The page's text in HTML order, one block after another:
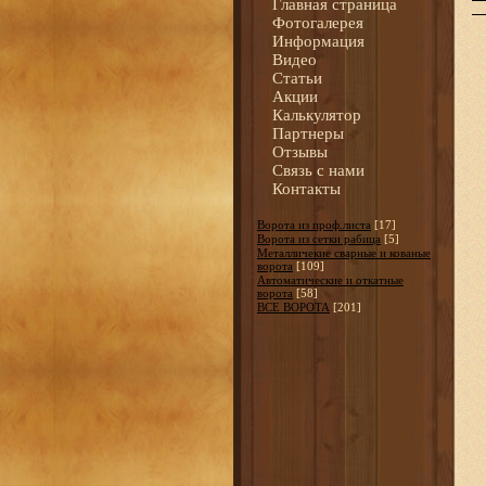
Главная страница
Фотогалерея
Информация
Видео
Статьи
Акции
Калькулятор
Партнеры
Отзывы
Связь с нами
Контакты
Ворота из проф.листа [17]
Ворота из сетки рабица [5]
Металличекие сварные и кованые
ворота [109]
Автоматические и откатные
ворота [58]
ВСЕ ВОРОТА [201]